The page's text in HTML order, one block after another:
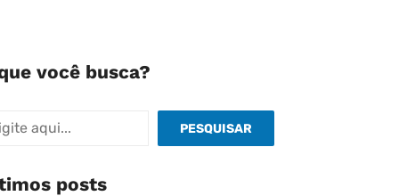
você busca?
PESQUISAR
posts